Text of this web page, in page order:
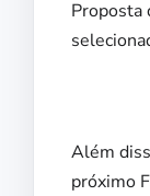
Proposta
Além
próximo